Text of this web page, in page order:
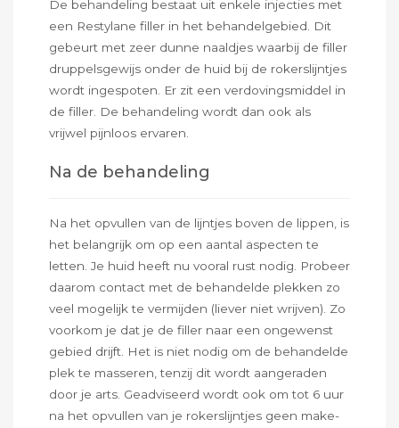
De behandeling bestaat uit enkele injecties met
een Restylane filler in het behandelgebied. Dit
gebeurt met zeer dunne naaldjes waarbij de filler
druppelsgewijs onder de huid bij de rokerslijntjes
wordt ingespoten. Er zit een verdovingsmiddel in
de filler. De behandeling wordt dan ook als
vrijwel pijnloos ervaren.
Na de behandeling
Na het opvullen van de lijntjes boven de lippen, is
het belangrijk om op een aantal aspecten te
letten. Je huid heeft nu vooral rust nodig. Probeer
daarom contact met de behandelde plekken zo
veel mogelijk te vermijden (liever niet wrijven). Zo
voorkom je dat je de filler naar een ongewenst
gebied drijft. Het is niet nodig om de behandelde
plek te masseren, tenzij dit wordt aangeraden
door je arts. Geadviseerd wordt ook om tot 6 uur
na het opvullen van je rokerslijntjes geen make-